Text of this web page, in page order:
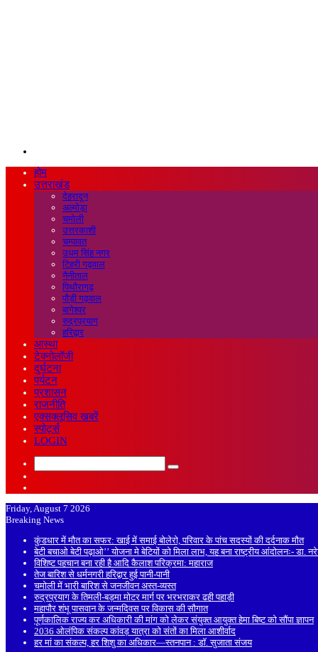
होम
उत्तराखंड
देहरादून
अल्मोड़ा
चमोली
उत्तरकाशी
चम्पावत
उधम सिंह नगर
टिहरी गढ़वाल
नैनीताल
पिथौरागढ़
पौड़ी गढ़वाल
बागेश्वर
रुद्रप्रयाग
हरिद्वार
आस्था
टेक्नोलॉजी
दुर्घटना
पर्यटन
प्रशासन
राजनीति
एक्सक्लूसिव खबरें
स्पोर्ट्स
LOGIN
Search
Friday, August 7 2026
Breaking News
कुंडधार में मौत का सफर: खाई में समाई बोलेरो, परिवार के पांच सदस्यों की दर्दनाक मौत
बेटी बचाओ बेटी पढ़ाओ’’ योजना मे बेटियों को मिला लाभ, यह बना राष्ट्रीय आंदोलनः- डा.
विशिष्ट पहचान बना रही है आदि कैलाश परिक्रमा: महाराज
तेज बारिश से धर्मनगरी हरिद्वार हुई पानी-पानी
चमोली में भारी बारिश से जनजीवन अस्त-व्यस्त
रुद्रप्रयाग के तिमली-बड़मा मोटर मार्ग पर भरभराकर ढही पहाड़ी
महापौर शंभू पासवान के जन्मदिवस पर विकास की सौगात
पूर्णकालिक राज्य कर अधिकारी की मांग को लेकर संयुक्त आयुक्त हेमा बिष्ट को सौंपा ज्ञापन
2036 ओलंपिक संकल्प कांवड़ यात्रा को संतों का मिला आशीर्वाद
हर मां का संकल्प, हर शिशु का अधिकार—स्तनपान : डॉ. सुजाता संजय